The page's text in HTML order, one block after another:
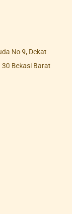
No 9, Dekat
Bekasi Barat